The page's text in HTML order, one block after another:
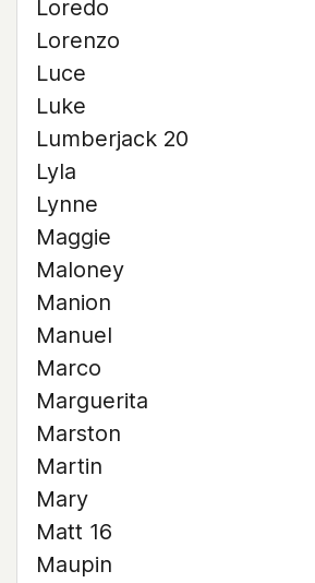
Loredo
Lorenzo
Luce
Luke
Lumberjack 20
Lyla
Lynne
Maggie
Maloney
Manion
Manuel
Marco
Marguerita
Marston
Martin
Mary
Matt 16
Maupin